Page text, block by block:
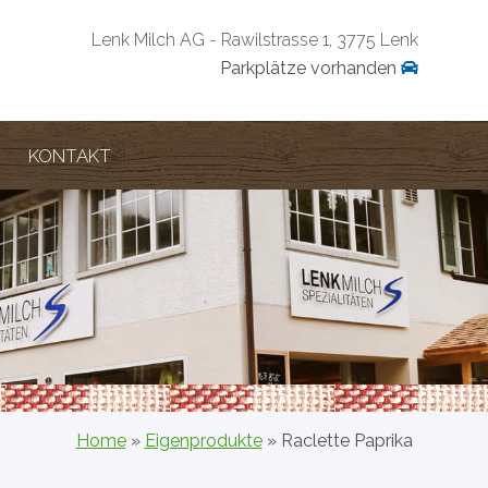
Lenk Milch AG - Rawilstrasse 1, 3775 Lenk
Parkplätze vorhanden
KONTAKT
Home» Eigenprodukte» Raclette Paprika